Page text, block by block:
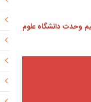
وحدت دانشگاه علوم